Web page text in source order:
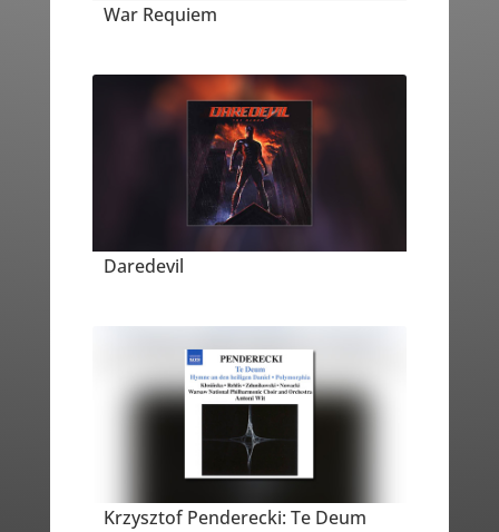
War Requiem
Daredevil
Krzysztof Penderecki: Te Deum